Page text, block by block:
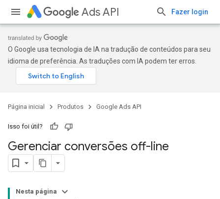
Ads API Fazer login
O Google usa tecnologia de IA na tradução de conteúdos para seu
idioma de preferência. As traduções com IA podem ter erros.
Página inicial Produtos Google Ads API
Isso foi útil?
Gerenciar conversões off-line
Nesta página